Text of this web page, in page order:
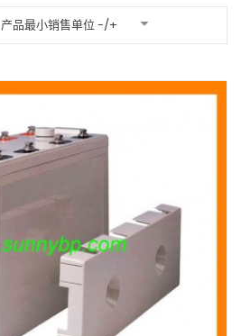
产品最小销售单位 -/+